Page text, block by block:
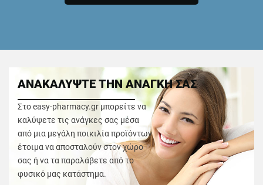
ΑΝΑΚΑΛΥΨΤΕ ΤΗΝ ΑΝΑΓΚΗ ΣΑΣ
Στο easy-pharmacy.gr μπορείτε να
καλύψετε τις ανάγκες σας μέσα
από μια μεγάλη ποικιλία προϊόντων
έτοιμα να αποσταλούν στον χώρο
σας ή να τα παραλάβετε από το
φυσικό μας κατάστημα.